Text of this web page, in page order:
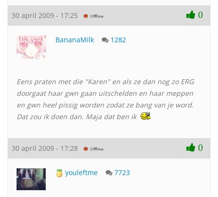
30 april 2009 - 17:25 0
BananaMilk 1282
Eens praten met die "Karen" en als ze dan nog zo ERG
doorgaat haar gwn gaan uitschelden en haar meppen
en gwn heel pissig worden zodat ze bang van je word.
Dat zou ik doen dan. Maja dat ben ik
30 april 2009 - 17:28 0
youleftme 7723